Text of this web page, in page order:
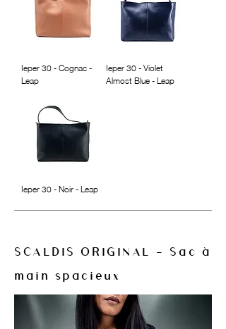
Ieper 30 - Cognac -
Leap
Ieper 30 - Violet
Almost Blue - Leap
Ieper 30 - Noir - Leap
SCALDIS ORIGINAL - Sac à
main spacieux